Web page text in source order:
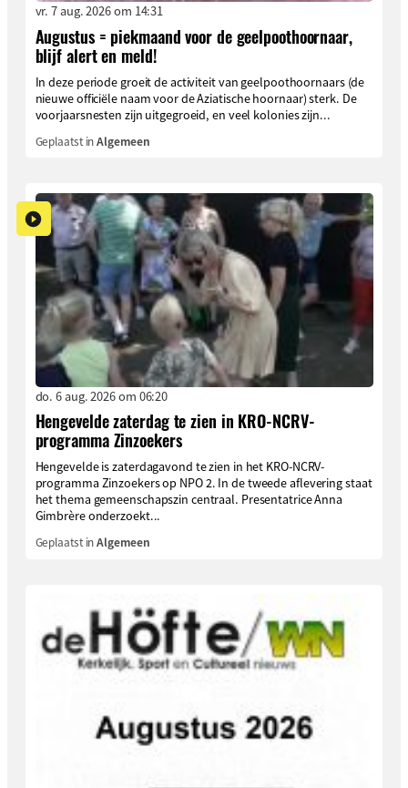
vr. 7 aug. 2026 om 14:31
Augustus = piekmaand voor de geelpoothoornaar,
blijf alert en meld!
In deze periode groeit de activiteit van geelpoothoornaars (de
nieuwe officiële naam voor de Aziatische hoornaar) sterk. De
voorjaarsnesten zijn uitgegroeid, en veel kolonies zijn...
Geplaatst inAlgemeen
do. 6 aug. 2026 om 06:20
Hengevelde zaterdag te zien in KRO-NCRV-
programma Zinzoekers
Hengevelde is zaterdagavond te zien in het KRO-NCRV-
programma Zinzoekers op NPO 2. In de tweede aflevering staat
het thema gemeenschapszin centraal. Presentatrice Anna
Gimbrère onderzoekt...
Geplaatst inAlgemeen